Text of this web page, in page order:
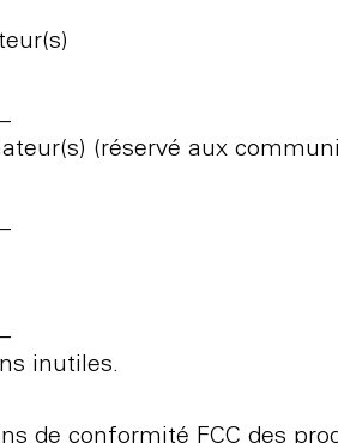
(réservé aux
inutiles.
de conformité FCC des